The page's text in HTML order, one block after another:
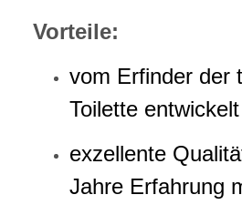
Vorteile:
vom Erfinder der
Toilette entwickelt
exzellente
Jahre Erfahrung